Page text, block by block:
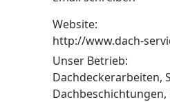
Website:
http://www.dach-
Unser Betrieb:
Dachdeckerarbeiten,